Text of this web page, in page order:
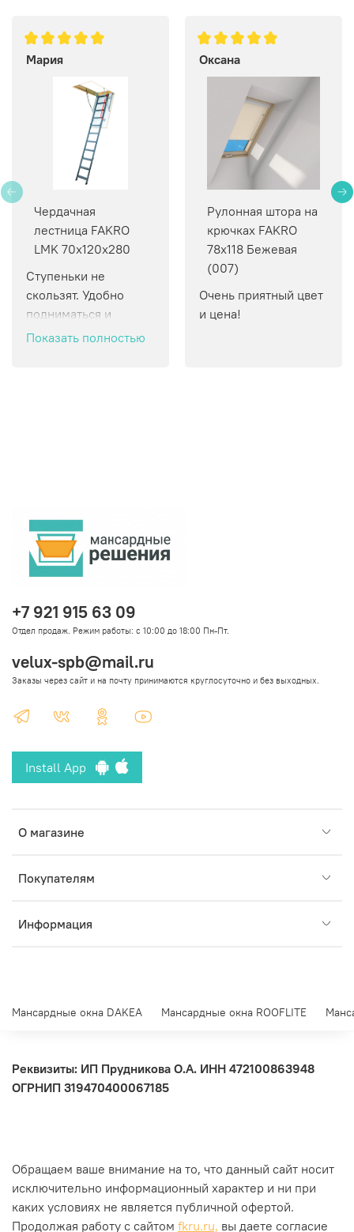
Мария
Чердачная
лестница FAKRO
LMK 70х120х280
Ступеньки не
скользят. Удобно
подниматься и
спускаться.
Показать полностью
Оксана
Рулонная штора на
крючках FAKRO
78х118 Бежевая
(007)
Очень приятный цвет
и цена!
О магазине
Покупателям
Информация
Install App
+7 921 915 63 09
Отдел продаж. Режим работы: с 10:00 до 18:00 Пн-Пт.
velux-spb@mail.ru
Заказы через сайт и на почту принимаются круглосуточно и без выходных.
Мансардные окна DAKEA Мансардные окна ROOFLITE
Реквизиты: ИП Прудникова О.А. ИНН 472100863948
ОГРНИП 319470400067185
Обращаем ваше внимание на то, что данный сайт носит
исключительно информационный характер и ни при
каких условиях не является публичной офертой.
Продолжая работу с сайтом fkru.ru, вы даете согласие